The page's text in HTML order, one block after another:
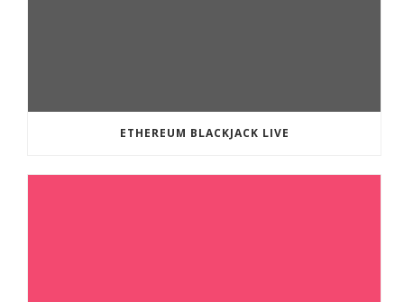
ETHEREUM BLACKJACK LIVE